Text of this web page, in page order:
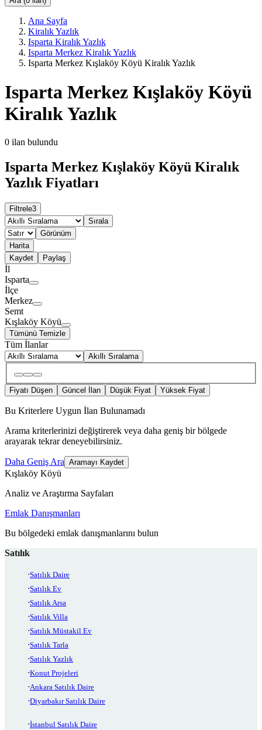
Ana Sayfa
Kiralık Yazlık
Isparta Kiralık Yazlık
Isparta Merkez Kiralık Yazlık
Isparta Merkez Kışlaköy Köyü Kiralık Yazlık
Isparta Merkez Kışlaköy Köyü
Kiralık Yazlık
0 ilan bulundu
Isparta Merkez Kışlaköy Köyü Kiralık
Yazlık Fiyatları
Filtrele3
Sırala
Görünüm
Harita
Kaydet
Paylaş
İl
Isparta
İlçe
Merkez
Semt
Kışlaköy Köyü
Tümünü Temizle
Tüm İlanlar
Akıllı Sıralama
Fiyatı Düşen Güncel İlan Düşük Fiyat Yüksek Fiyat
Bu Kriterlere Uygun İlan Bulunamadı
Arama kriterlerinizi değiştirerek veya daha geniş bir bölgede
arayarak tekrar deneyebilirsiniz.
Daha Geniş Ara Aramayı Kaydet
Kışlaköy Köyü
Analiz ve Araştırma Sayfaları
Emlak Danışmanları
Bu bölgedeki emlak danışmanlarını bulun
Satılık
Satılık Daire
Satılık Ev
Satılık Arsa
Satılık Villa
Satılık Müstakil Ev
Satılık Tarla
Satılık Yazlık
Konut Projeleri
Ankara Satılık Daire
Diyarbakır Satılık Daire
İstanbul Satılık Daire